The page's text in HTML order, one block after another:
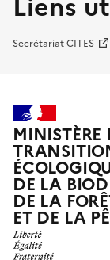
Secrétariat CITES
MINISTÈRE
DE LA
DE LA
ET DE LA